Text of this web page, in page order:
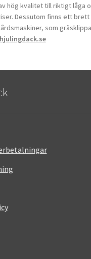
hög kvalitet till riktigt låga
Dessutom finns ett
som